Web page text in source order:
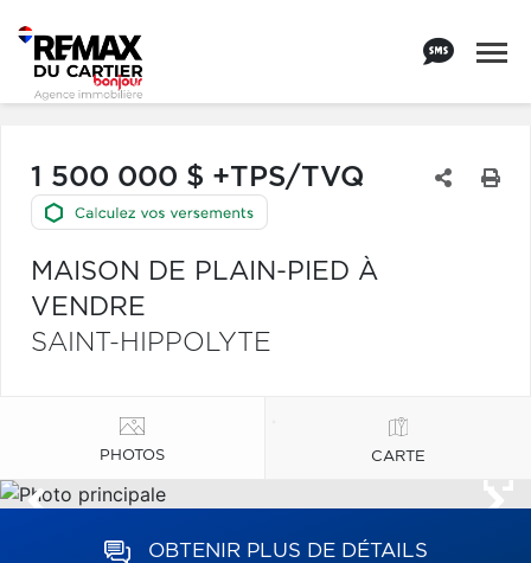
1 500 000 $ +TPS/TVQ
MAISON DE PLAIN-PIED À
VENDRE
SAINT-HIPPOLYTE
PHOTOS CARTE
OBTENIR PLUS DE DÉTAILS